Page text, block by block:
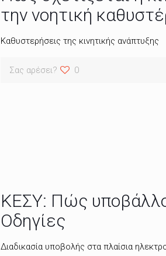
την νοητική
Καθυστερήσεις της κινητικής ανάπτυξης
Σας αρέσει? 0
ΚΕΣΥ: Πώς
Οδηγίες
Διαδικασία υποβολής στα πλαίσια